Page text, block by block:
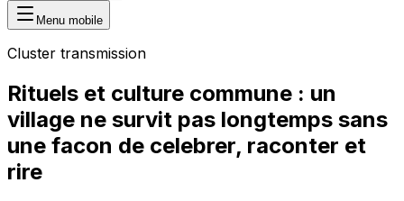
Menu mobile
Cluster transmission
Rituels et culture commune : un
village ne survit pas longtemps sans
une facon de celebrer, raconter et
rire